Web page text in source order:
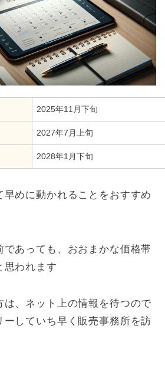
2025年11月下旬
2027年7月上旬
2028年1月下旬
めに動かれることをおすすめ
であっても、おおまかな価格帯
思われます
は、ネット上の情報を待つので
ーしていち早く販売事務所を訪